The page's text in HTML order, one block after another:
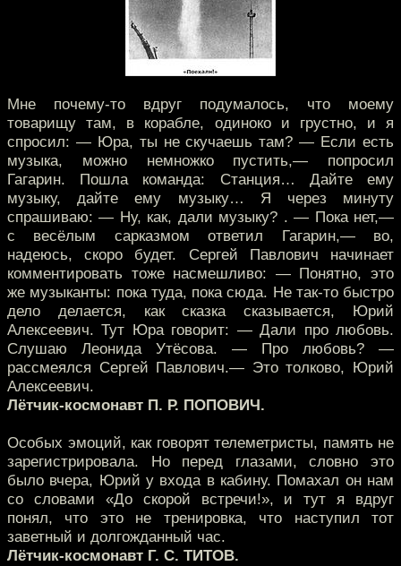
Мне почему-то вдруг подумалось, что моему
товарищу там, в корабле, одиноко и грустно, и я
спросил: — Юра, ты не скучаешь там? — Если есть
музыка, можно немножко пустить,— попросил
Гагарин. Пошла команда: Станция… Дайте ему
музыку, дайте ему музыку… Я через минуту
спрашиваю: — Ну, как, дали музыку? . — Пока нет,—
с весёлым сарказмом ответил Гагарин,— во,
надеюсь, скоро будет. Сергей Павлович начинает
комментировать тоже насмешливо: — Понятно, это
же музыканты: пока туда, пока сюда. Не так-то быстро
дело делается, как сказка сказывается, Юрий
Алексеевич. Тут Юра говорит: — Дали про любовь.
Слушаю Леонида Утёсова. — Про любовь? —
рассмеялся Сергей Павлович.— Это толково, Юрий
Алексеевич.
Лётчик-космонавт П. Р. ПОПОВИЧ.
Особых эмоций, как говорят телеметристы, память не
зарегистрировала. Но перед глазами, словно это
было вчера, Юрий у входа в кабину. Помахал он нам
со словами «До скорой встречи!», и тут я вдруг
понял, что это не тренировка, что наступил тот
заветный и долгожданный час.
Лётчик-космонавт Г. С. ТИТОВ.